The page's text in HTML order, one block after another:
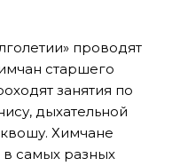
проводят
старшего
занятия по
дыхательной
Химчане
самых разных